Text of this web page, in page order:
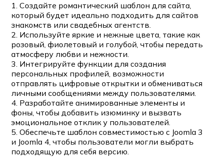
1. Создайте романтический шаблон для сайта,
который будет идеально подходить для сайтов
знакомств или свадебных агентств.
2. Используйте яркие и нежные цвета, такие как
розовый, фиолетовый и голубой, чтобы передать
атмосферу любви и нежности.
3. Интегрируйте функции для создания
персональных профилей, возможности
отправлять цифровые открытки и обмениваться
личными сообщениями между пользователями.
4. Разработайте анимированные элементы и
фоны, чтобы добавить изюминку и вызвать
эмоциональное отклик у пользователей.
5. Обеспечьте шаблон совместимостью с Joomla 3
и Joomla 4, чтобы пользователи могли выбрать
подходящую для себя версию.